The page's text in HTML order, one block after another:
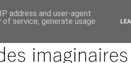
address and user-agent
service, generate usage